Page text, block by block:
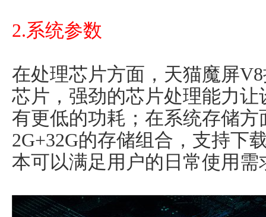
2.系统参数
在处理芯片方面，天猫魔屏
芯片，强劲的芯片处理能力
有更低的功耗；在系统存储
2G+32G的存储组合，支持下
本可以满足用户的日常使用需